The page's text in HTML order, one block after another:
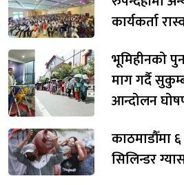
कार्यकर्ता
भूमिहीनको
माग गर्दै
आन्दोलन
काठमाडौँमा
सिलिन्डर